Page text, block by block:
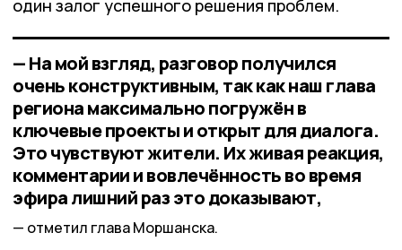
один залог успешного решения проблем.
— На мой взгляд, разговор получился
очень конструктивным, так как наш глава
региона максимально погружён в
ключевые проекты и открыт для диалога.
Это чувствуют жители. Их живая реакция,
комментарии и вовлечённость во время
эфира лишний раз это доказывают,
отметил глава Моршанска.